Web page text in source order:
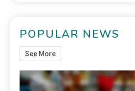
POPULAR NEWS
See More